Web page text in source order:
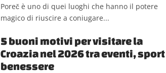
Poreč è uno di quei luoghi che hanno il potere
magico di riuscire a coniugare...
5 buoni motivi per visitare la
Croazia nel 2026 tra eventi, sport
benessere